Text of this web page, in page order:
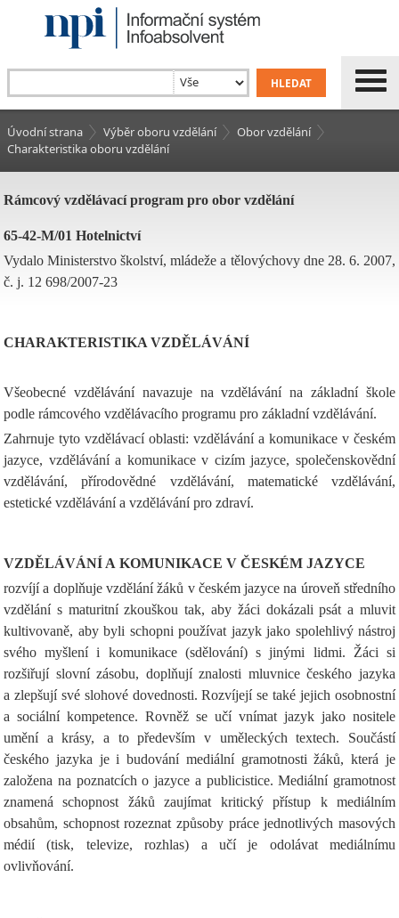
Úvodní strana Výběr oboru vzdělání
Obor vzdělání
Charakteristika oboru vzdělání
Rámcový vzdělávací program pro obor vzdělání
65-42-M/01 Hotelnictví
Vydalo Ministerstvo školství, mládeže a tělovýchovy dne 28. 6. 2007,
č. j. 12 698/2007-23
CHARAKTERISTIKA VZDĚLÁVÁNÍ
Všeobecné vzdělávání navazuje na vzdělávání na základní škole
podle rámcového vzdělávacího programu pro základní vzdělávání.
Zahrnuje tyto vzdělávací oblasti: vzdělávání a komunikace v českém
jazyce, vzdělávání a komunikace v cizím jazyce, společenskovědní
vzdělávání, přírodovědné vzdělávání, matematické vzdělávání,
estetické vzdělávání a vzdělávání pro zdraví.
VZDĚLÁVÁNÍ A KOMUNIKACE V ČESKÉM JAZYCE
rozvíjí a doplňuje vzdělání žáků v českém jazyce na úroveň středního
vzdělání s maturitní zkouškou tak, aby žáci dokázali psát a mluvit
kultivovaně, aby byli schopni používat jazyk jako spolehlivý nástroj
svého myšlení i komunikace (sdělování) s jinými lidmi. Žáci si
rozšiřují slovní zásobu, doplňují znalosti mluvnice českého jazyka
a zlepšují své slohové dovednosti. Rozvíjejí se také jejich osobnostní
a sociální kompetence. Rovněž se učí vnímat jazyk jako nositele
umění a krásy, a to především v uměleckých textech. Součástí
českého jazyka je i budování mediální gramotnosti žáků, která je
založena na poznatcích o jazyce a publicistice. Mediální gramotnost
znamená schopnost žáků zaujímat kritický přístup k mediálním
obsahům, schopnost rozeznat způsoby práce jednotlivých masových
médií (tisk, televize, rozhlas) a učí je odolávat mediálnímu
ovlivňování.